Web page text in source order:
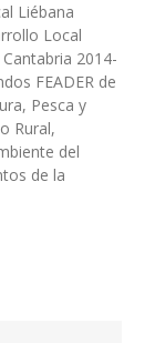
Liébana
Local
2014-
FEADER de
Pesca y
Rural,
del
de la